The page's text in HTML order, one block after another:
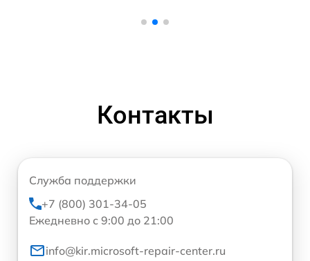
Контакты
Служба поддержки
+7 (800) 301-34-05
Ежедневно с 9:00 до 21:00
info@kir.microsoft-repair-center.ru